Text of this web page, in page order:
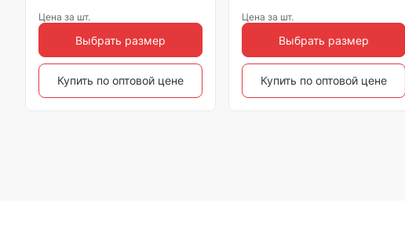
Цена за шт.
Выбрать размер
Купить по оптовой цене
Цена за шт.
Выбрать размер
Купить по оптовой цене